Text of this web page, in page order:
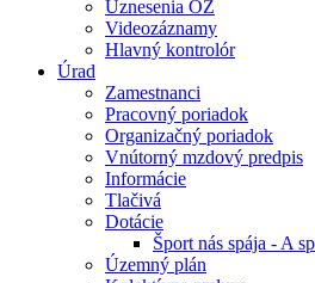
Uznesenia OZ
Videozáznamy
Hlavný kontrolór
Úrad
Zamestnanci
Pracovný poriadok
Organizačný poriadok
Vnútorný mzdový predpis
Informácie
Tlačivá
Dotácie
Šport nás spája - A
Územný plán